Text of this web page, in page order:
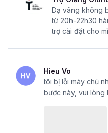
Dạ vâng không
từ 20h-22h30
trợ cài đặt cho
Hieu Vo
tôi bị lỗi máy chủ
bước này, vui lòng